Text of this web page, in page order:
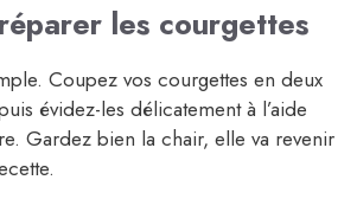
les courgettes
Coupez vos courgettes en deux
évidez-les délicatement à l’aide
Gardez bien la chair, elle va revenir